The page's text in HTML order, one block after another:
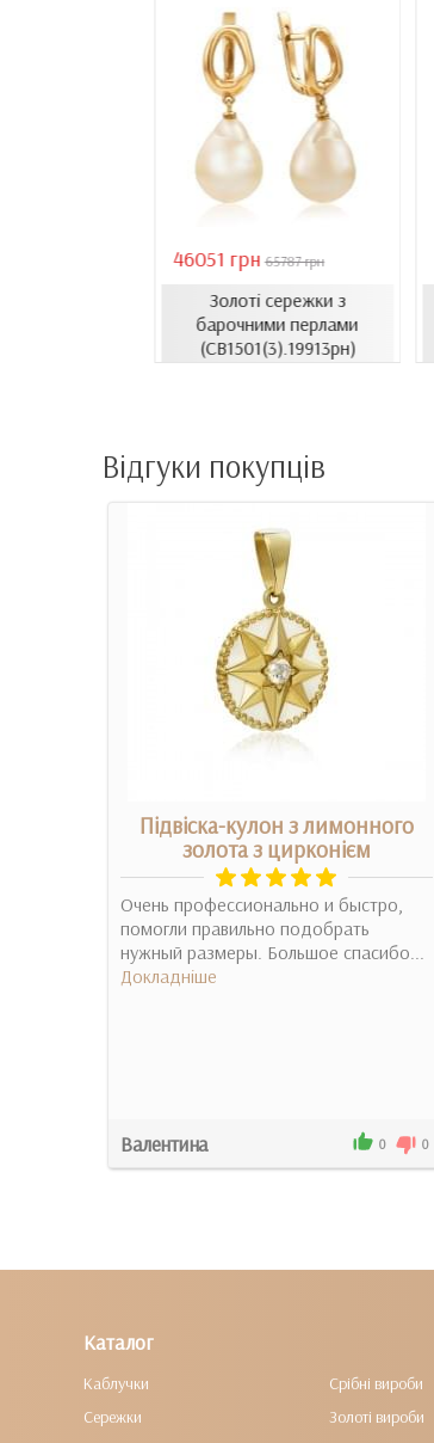
46051 грн 65787 грн
Золоті сережки з
барочними перлами
(СВ1501(3).19913рн)
Відгуки покупців
Підвіска-кулон з лимонного
золота з цирконієм
Очень профессионально и быстро,
помогли правильно подобрать
нужный размеры. Большое спасибо...
Докладніше
Валентина 0 0
Каталог
Каблучки
Сережки
Срібні вироби
Золоті вироби